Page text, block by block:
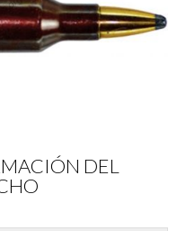
DEL